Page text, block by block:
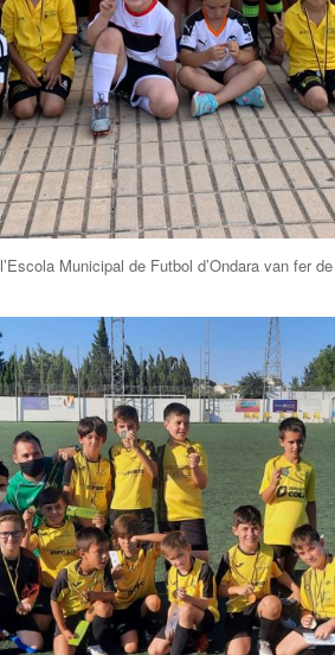
Municipal de Futbol d’Ondara van fer